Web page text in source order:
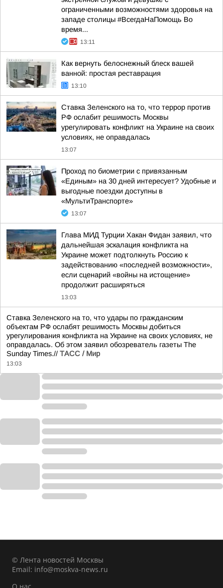
ограниченными возможностями здоровья на
западе столицы #ВсегдаНаПомощь Во
время...
13:11
Как вернуть белоснежный блеск вашей
ванной: простая реставрация
13:10
Ставка Зеленского на то, что террор против
РФ ослабит решимость Москвы
урегулировать конфликт на Украине на своих
условиях, не оправдалась
13:07
Проход по биометрии с привязанным
«Единым» на 30 дней интересует? Удобные и
выгодные поездки доступны в
«МультиТранспорте»
13:07
Глава МИД Турции Хакан Фидан заявил, что
дальнейшая эскалация конфликта на
Украине может подтолкнуть Россию к
задействованию «последней возможности»,
если сценарий «войны на истощение»
продолжит расширяться
13:03
Ставка Зеленского на то, что удары по гражданским
объектам РФ ослабят решимость Москвы добиться
урегулирования конфликта на Украине на своих условиях, не
оправдалась. Об этом заявил обозреватель газеты The
Sunday Times.// ТАСС / Мир
13:03
© Лента новостей Москвы
Email: info@moskva-news.ru